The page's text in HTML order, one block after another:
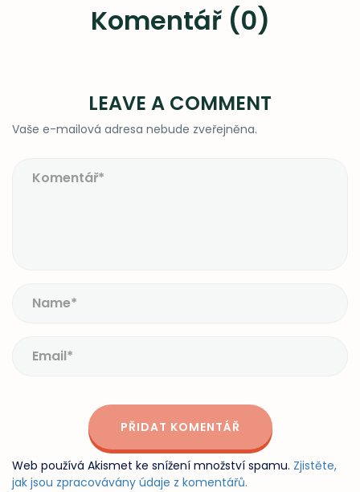
Komentář (0)
LEAVE A COMMENT
Vaše e-mailová adresa nebude zveřejněna.
Web používá Akismet ke snížení množství spamu. Zjistěte,
jak jsou zpracovávány údaje z komentářů.